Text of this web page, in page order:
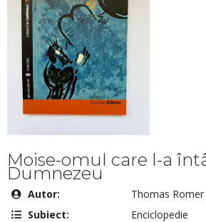
Moise-omul care l-a
Dumnezeu
Autor:
Thomas Romer
Subiect:
Enciclopedie